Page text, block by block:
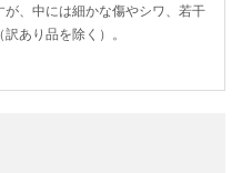
、中には細かな傷やシワ、若干
あり品を除く）。